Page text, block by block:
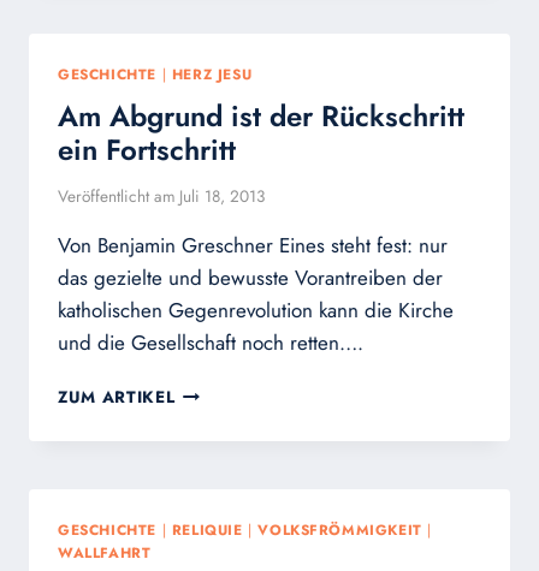
GESCHICHTE | HERZ JESU
Am Abgrund ist der Rückschritt
ein Fortschritt
Veröffentlicht am Juli 18, 2013
Von Benjamin Greschner Eines steht fest: nur
das gezielte und bewusste Vorantreiben der
katholischen Gegenrevolution kann die Kirche
und die Gesellschaft noch retten….
ZUM ARTIKEL AM
IST
FORTSCHRITT
GESCHICHTE | RELIQUIE |VOLKSFRÖMMIGKEIT |
WALLFAHRT